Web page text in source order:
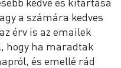
a számára kedves
érv is az emailek
hogy ha maradtak
és emellé rád